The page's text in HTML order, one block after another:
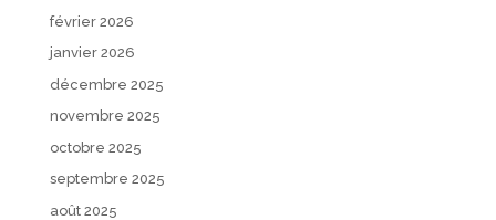
février 2026
janvier 2026
décembre 2025
novembre 2025
octobre 2025
septembre 2025
août 2025